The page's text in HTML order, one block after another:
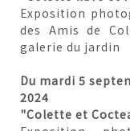
Exposition
des Amis de
galerie du jardin
Du mardi 5
2024
"Colette et